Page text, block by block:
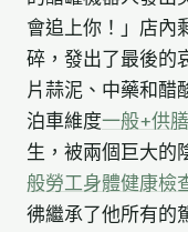
會追上你！」店內
碎，發出了最後的
片蒜泥、中藥和醋
泊車維度一般+供
生，被兩個巨大的
般勞工身體健康檢
彿繼承了他所有的